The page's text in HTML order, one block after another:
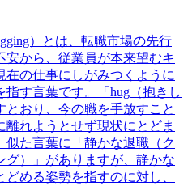
）とは、転職市場の先行
安から、従業員が本来望むキ
在の仕事にしがみつくように
す言葉です。「hug（抱きし
おり、今の職を手放すこと
れようとせず現状にとどま
似た言葉に「静かな退職（ク
グ）」がありますが、静かな
める姿勢を指すのに対し、